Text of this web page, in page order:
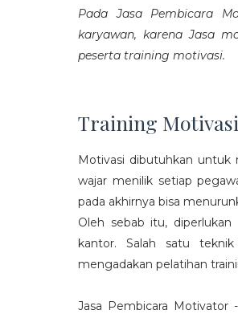
Pada Jasa Pembicara
karyawan, karena Jasa
peserta training motivasi.
Training
Motivasi dibutuhkan untuk
wajar menilik setiap
pada akhirnya bisa
Oleh sebab itu,
kantor. Salah satu
mengadakan pelatihan
Jasa Pembicara